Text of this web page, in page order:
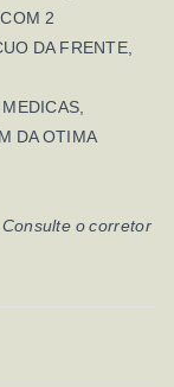
2
DA FRENTE,
DA OTIMA
o corretor